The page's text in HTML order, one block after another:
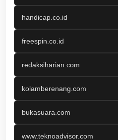
handicap.co.id
freespin.co.id
redaksiharian.com
kolamberenang.com
bukasuara.com
www.teknoadvisor.com